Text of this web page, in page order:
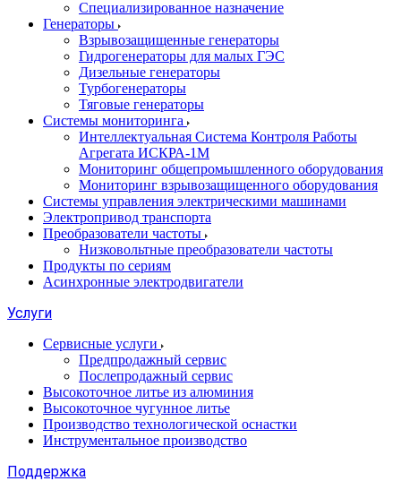
Специализированное назначение
Генераторы
Взрывозащищенные генераторы
Гидрогенераторы для малых ГЭС
Дизельные генераторы
Турбогенераторы
Тяговые генераторы
Системы мониторинга
Интеллектуальная Система Контроля Работы
Агрегата ИСКРА-1М
Мониторинг общепромышленного оборудования
Мониторинг взрывозащищенного оборудования
Системы управления электрическими машинами
Электропривод транспорта
Преобразователи частоты
Низковольтные преобразователи частоты
Продукты по сериям
Асинхронные электродвигатели
Услуги
Сервисные услуги
Предпродажный сервис
Послепродажный сервис
Высокоточное литье из алюминия
Высокоточное чугунное литье
Производство технологической оснастки
Инструментальное производство
Поддержка